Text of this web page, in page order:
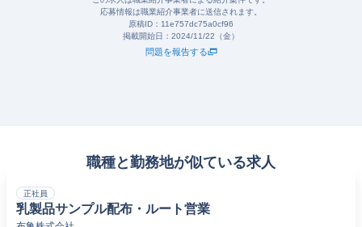
応募情報は職業紹介事業者に送信されます。
原稿ID： 11e757dc75a0cf96
掲載開始日： 2024/11/22（金）
問題を報告する
職種と勤務地が似ている求人
正社員
乳製品サンプル配布・ルート営業